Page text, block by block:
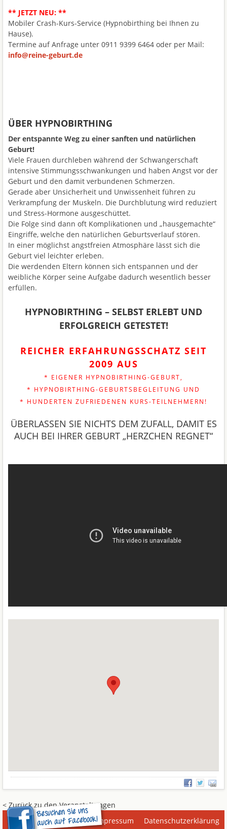
** JETZT NEU: **
Mobiler Crash-Kurs-Service (Hypnobirthing bei Ihnen zu
Hause).
Termine auf Anfrage unter 0911 9399 6464 oder per Mail:
info@reine-geburt.de
ÜBER HYPNOBIRTHING
Der entspannte Weg zu einer sanften und natürlichen
Geburt!
Viele Frauen durchleben während der Schwangerschaft
intensive Stimmungsschwankungen und haben Angst vor der
Geburt und den damit verbundenen Schmerzen.
Gerade aber Unsicherheit und Unwissenheit führen zu
Verkrampfung der Muskeln. Die Durchblutung wird reduziert
und Stress-Hormone ausgeschüttet.
Die Folge sind dann oft Komplikationen und „hausgemachte“
Eingriffe, welche den natürlichen Geburtsverlauf stören.
In einer möglichst angstfreien Atmosphäre lässt sich die
Geburt viel leichter erleben.
Die werdenden Eltern können sich entspannen und der
weibliche Körper seine Aufgabe dadurch wesentlich besser
erfüllen.
HYPNOBIRTHING – SELBST ERLEBT UND
ERFOLGREICH GETESTET!
REICHER ERFAHRUNGSSCHATZ SEIT
2009 AUS
* EIGENER HYPNOBIRTHING-GEBURT,
* HYPNOBIRTHING-GEBURTSBEGLEITUNG UND
* HUNDERTEN ZUFRIEDENEN KURS-TEILNEHMERN!
ÜBERLASSEN SIE NICHTS DEM ZUFALL, DAMIT ES
AUCH BEI IHRER GEBURT „HERZCHEN REGNET“
< Zurück zu den Veranstaltungen
Impressum
Datenschutzerklärung